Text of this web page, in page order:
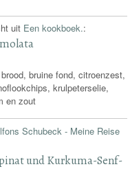
uit Een kookboek.:
bruine fond, citroenzest,
krulpeterselie,
en zout
Schubeck - Meine Reise
und Kurkuma-Senf-